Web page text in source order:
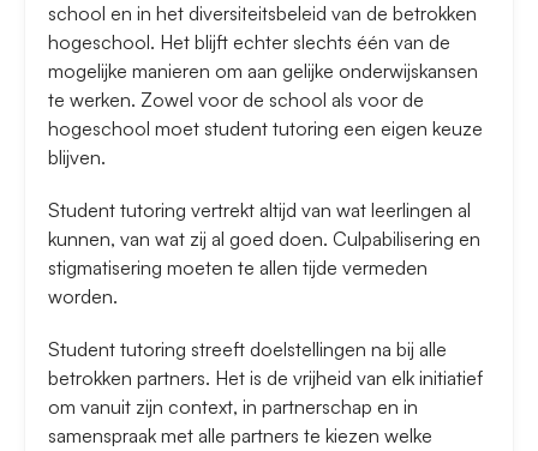
school en in het diversiteitsbeleid van de betrokken
hogeschool. Het blijft echter slechts één van de
mogelijke manieren om aan gelijke onderwijskansen
te werken. Zowel voor de school als voor de
hogeschool moet student tutoring een eigen keuze
blijven.
Student tutoring vertrekt altijd van wat leerlingen al
kunnen, van wat zij al goed doen. Culpabilisering en
stigmatisering moeten te allen tijde vermeden
worden.
Student tutoring streeft doelstellingen na bij alle
betrokken partners. Het is de vrijheid van elk initiatief
om vanuit zijn context, in partnerschap en in
samenspraak met alle partners te kiezen welke